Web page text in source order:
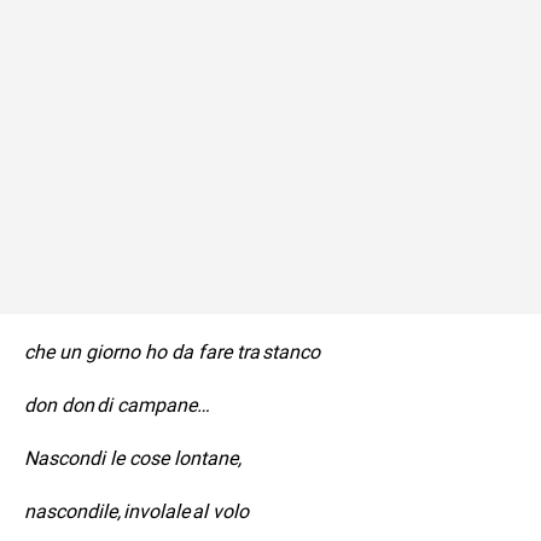
che un giorno ho da fare tra stanco
don don di campane…
Nascondi le cose lontane,
nascondile, involale al volo